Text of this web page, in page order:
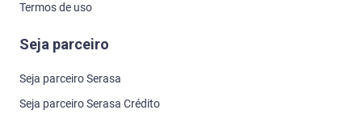
Termos de uso
Seja parceiro
Seja parceiro Serasa
Seja parceiro Serasa Crédito